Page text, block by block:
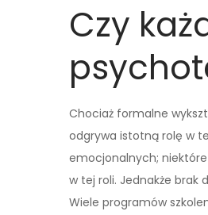
Czy
Chociaż formalne
odgrywa istotną rolę w
emocjonalnych;
w tej roli. Jednakże
Wiele programów